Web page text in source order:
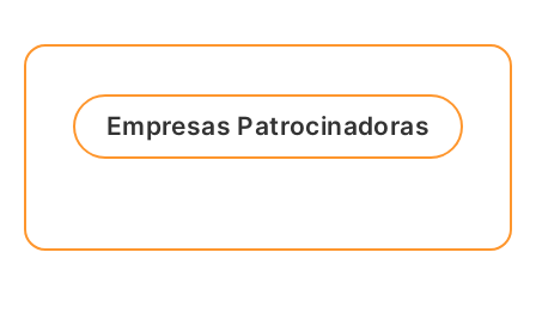
Empresas Patrocinadoras